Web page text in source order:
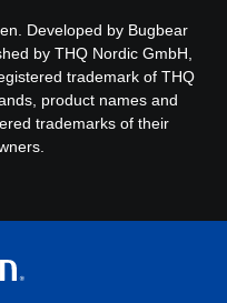
Developed by Bugbear
by THQ Nordic GmbH,
trademark of THQ
product names and
trademarks of their